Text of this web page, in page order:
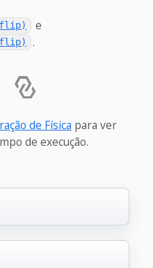
flip) e
flip) .
de Física para ver
de execução.